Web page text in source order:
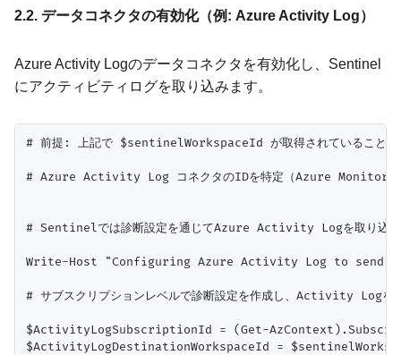
2.2. データコネクタの有効化（例: Azure Activity Log）
Azure Activity Logのデータコネクタを有効化し、Sentinel
にアクティビティログを取り込みます。
# 前提: 上記で $sentinelWorkspaceId が取得されていること
# Azure Activity Log コネクタのIDを特定（Azure Monitor
# Sentinelでは診断設定を通じてAzure Activity Logを取り込む
Write-Host "Configuring Azure Activity Log to send
# サブスクリプションレベルで診断設定を作成し、Activity Log
$ActivityLogSubscriptionId = (Get-
$ActivityLogDestinationWorkspaceId =